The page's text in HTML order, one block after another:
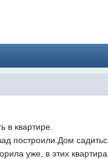
в квартире.
построили.Дом
уже, в этих